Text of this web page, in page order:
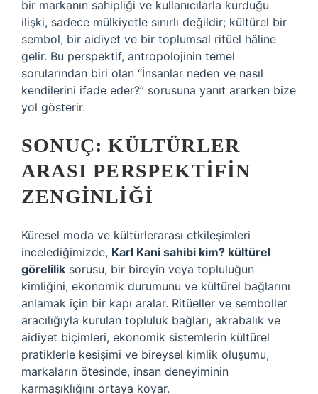
bir markanın sahipliği ve kullanıcılarla kurduğu
ilişki, sadece mülkiyetle sınırlı değildir; kültürel bir
sembol, bir aidiyet ve bir toplumsal ritüel hâline
gelir. Bu perspektif, antropolojinin temel
sorularından biri olan “İnsanlar neden ve nasıl
kendilerini ifade eder?” sorusuna yanıt ararken bize
yol gösterir.
SONUÇ: KÜLTÜRLER
ARASI PERSPEKTIFIN
ZENGINLIĞI
Küresel moda ve kültürlerarası etkileşimleri
incelediğimizde, Karl Kani sahibi kim? kültürel
görelilik sorusu, bir bireyin veya topluluğun
kimliğini, ekonomik durumunu ve kültürel bağlarını
anlamak için bir kapı aralar. Ritüeller ve semboller
aracılığıyla kurulan topluluk bağları, akrabalık ve
aidiyet biçimleri, ekonomik sistemlerin kültürel
pratiklerle kesişimi ve bireysel kimlik oluşumu,
markaların ötesinde, insan deneyiminin
karmaşıklığını ortaya koyar.